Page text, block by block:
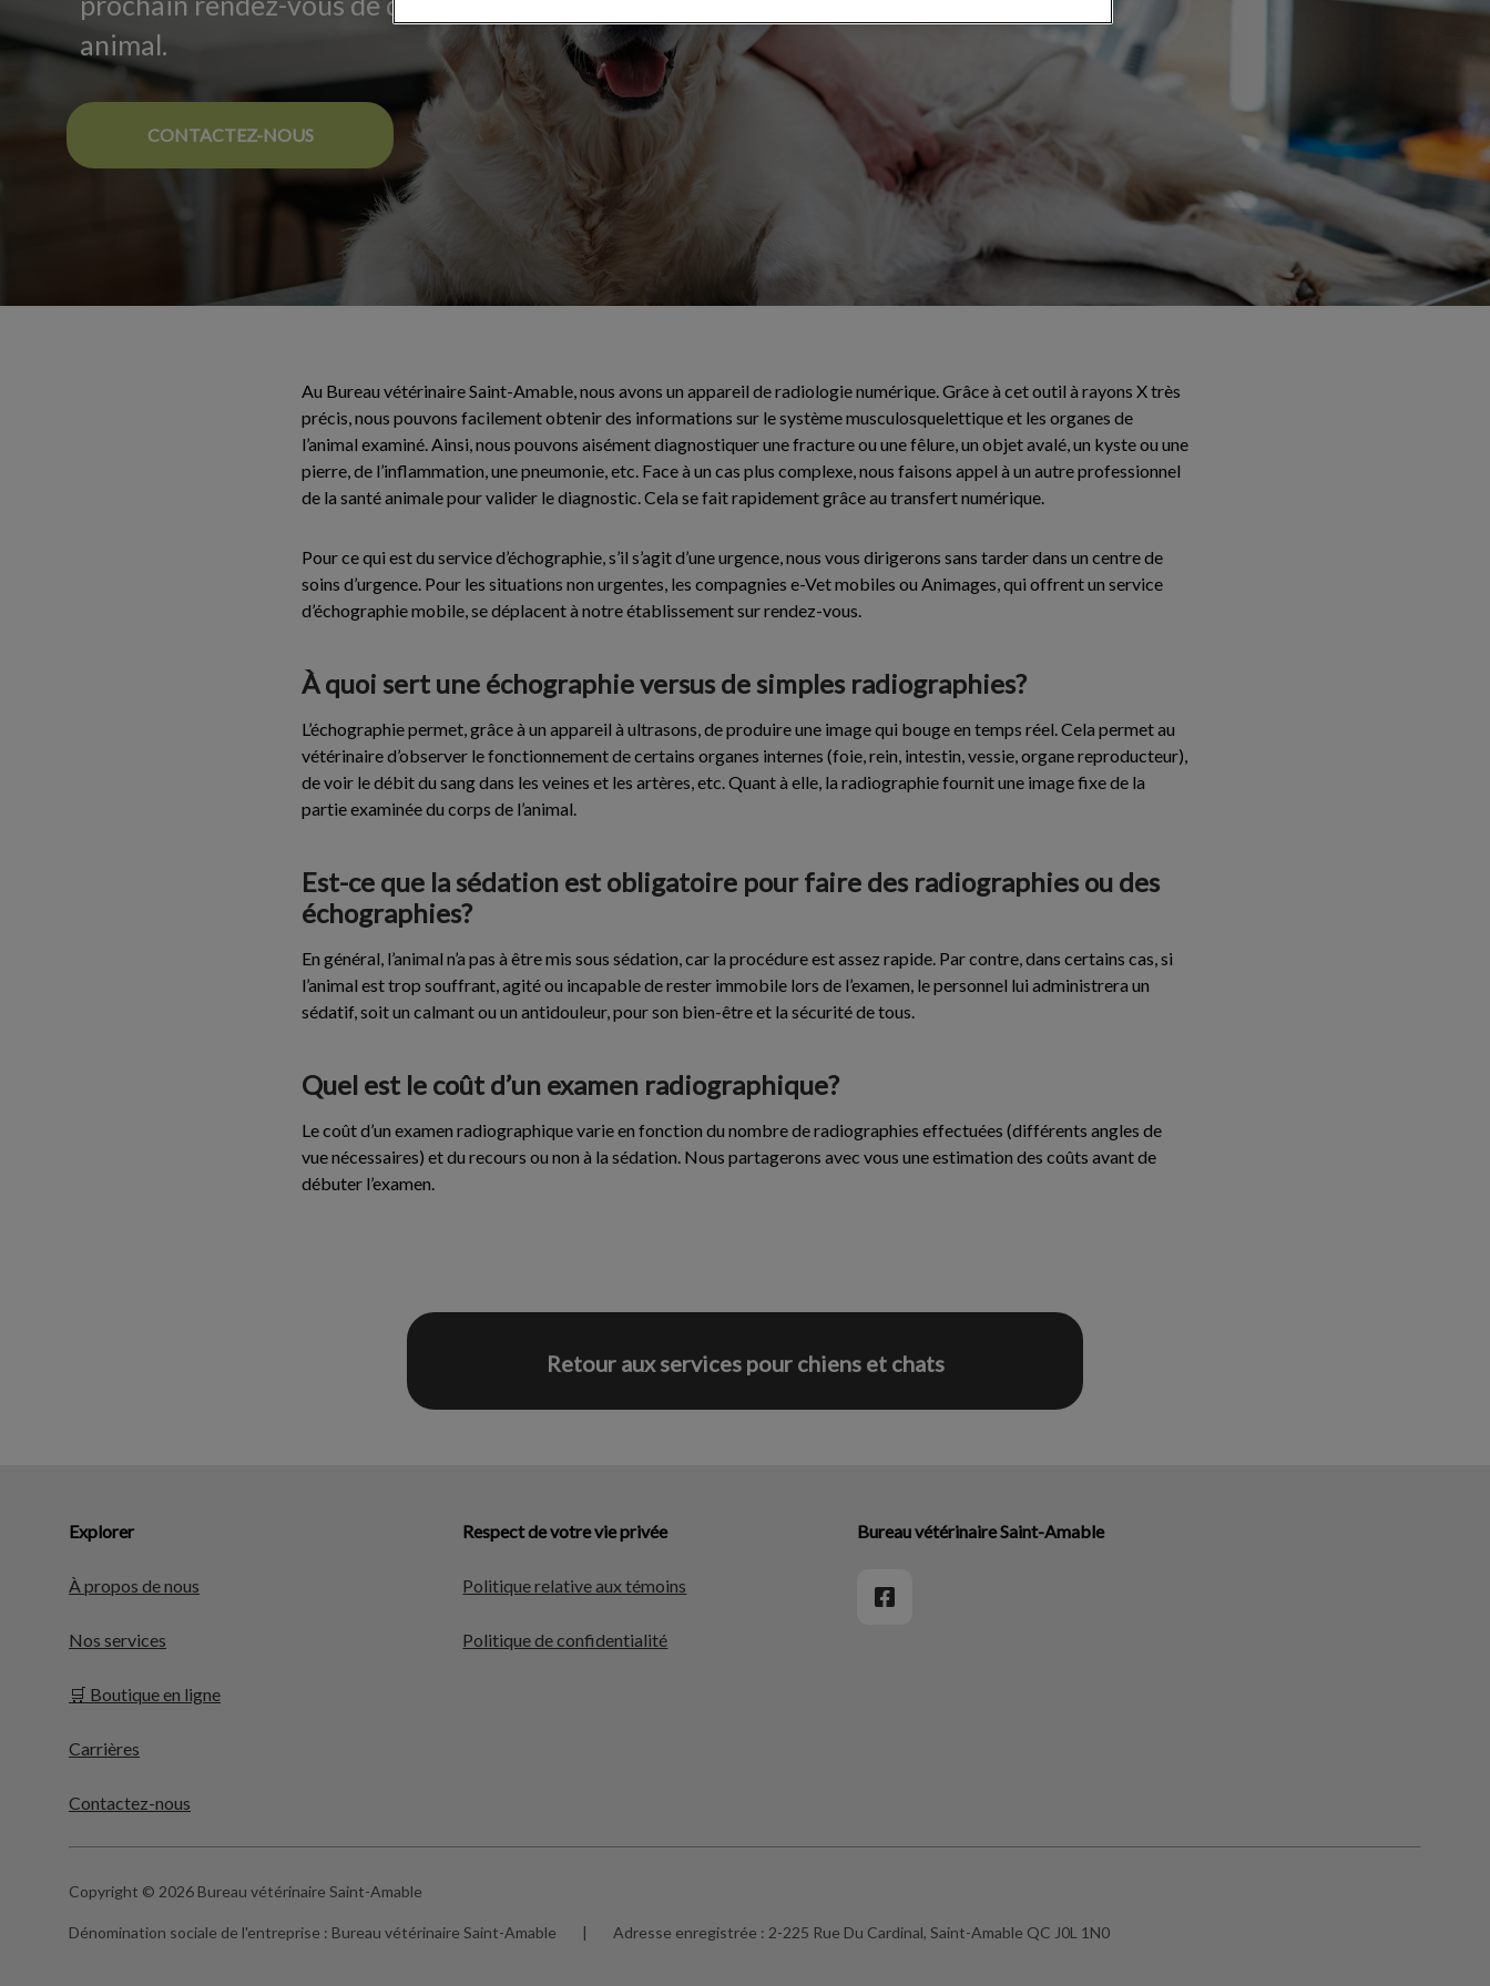
animal.
CONTACTEZ-NOUS
Au Bureau vétérinaire Saint-Amable, nous avons un appareil de radiologie numérique. Grâce à cet outil à rayons X très
précis, nous pouvons facilement obtenir des informations sur le système musculosquelettique et les organes de
l’animal examiné. Ainsi, nous pouvons aisément diagnostiquer une fracture ou une fêlure, un objet avalé, un kyste ou une
pierre, de l’inflammation, une pneumonie, etc. Face à un cas plus complexe, nous faisons appel à un autre professionnel
de la santé animale pour valider le diagnostic. Cela se fait rapidement grâce au transfert numérique.
Pour ce qui est du service d’échographie, s’il s’agit d’une urgence, nous vous dirigerons sans tarder dans un centre de
soins d’urgence. Pour les situations non urgentes, les compagnies e-Vet mobiles ou Animages, qui offrent un service
d’échographie mobile, se déplacent à notre établissement sur rendez-vous.
À quoi sert une échographie versus de simples radiographies?
L’échographie permet, grâce à un appareil à ultrasons, de produire une image qui bouge en temps réel. Cela permet au
vétérinaire d’observer le fonctionnement de certains organes internes (foie, rein, intestin, vessie, organe reproducteur),
de voir le débit du sang dans les veines et les artères, etc. Quant à elle, la radiographie fournit une image fixe de la
partie examinée du corps de l’animal.
Est-ce que la sédation est obligatoire pour faire des radiographies ou des
échographies?
En général, l’animal n’a pas à être mis sous sédation, car la procédure est assez rapide. Par contre, dans certains cas, si
l’animal est trop souffrant, agité ou incapable de rester immobile lors de l’examen, le personnel lui administrera un
sédatif, soit un calmant ou un antidouleur, pour son bien-être et la sécurité de tous.
Quel est le coût d’un examen radiographique?
Le coût d’un examen radiographique varie en fonction du nombre de radiographies effectuées (différents angles de
vue nécessaires) et du recours ou non à la sédation. Nous partagerons avec vous une estimation des coûts avant de
débuter l’examen.
Retour aux services pour chiens et chats
Explorer
À propos de nous
Nos services
🛒 Boutique en ligne
Carrières
Contactez-nous
Respect de votre vie privée
Politique relative aux témoins
Politique de confidentialité
Bureau vétérinaire Saint-Amable
Copyright © 2026 Bureau vétérinaire Saint-Amable
Dénomination sociale de l'entreprise : Bureau vétérinaire Saint-Amable | Adresse enregistrée : 2-225 Rue Du Cardinal, Saint-Amable QC J0L 1N0